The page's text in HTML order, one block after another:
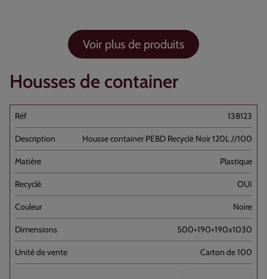
Voir plus de produits
Housses de container
138123
Housse container PEBD Recyclé Noir 120L //100
Plastique
OUI
Noire
500+190+190x1030
Carton de 100